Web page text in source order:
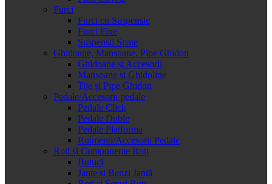
Furci
Furci cu Suspensie
Furci Fixe
Suspensii Spate
Ghidoane, Mansoane, Pipe Ghidon
Ghidoane și Accesorii
Mansoane și Ghidoline
Tije și Pipe Ghidon
Pedale/Accesorii pedale
Pedale Click
Pedale Duble
Pedale Platforma
Rulmenti/Accesorii Pedale
Roți și Componente Roți
Butuci
Jante și Benzi Jantă